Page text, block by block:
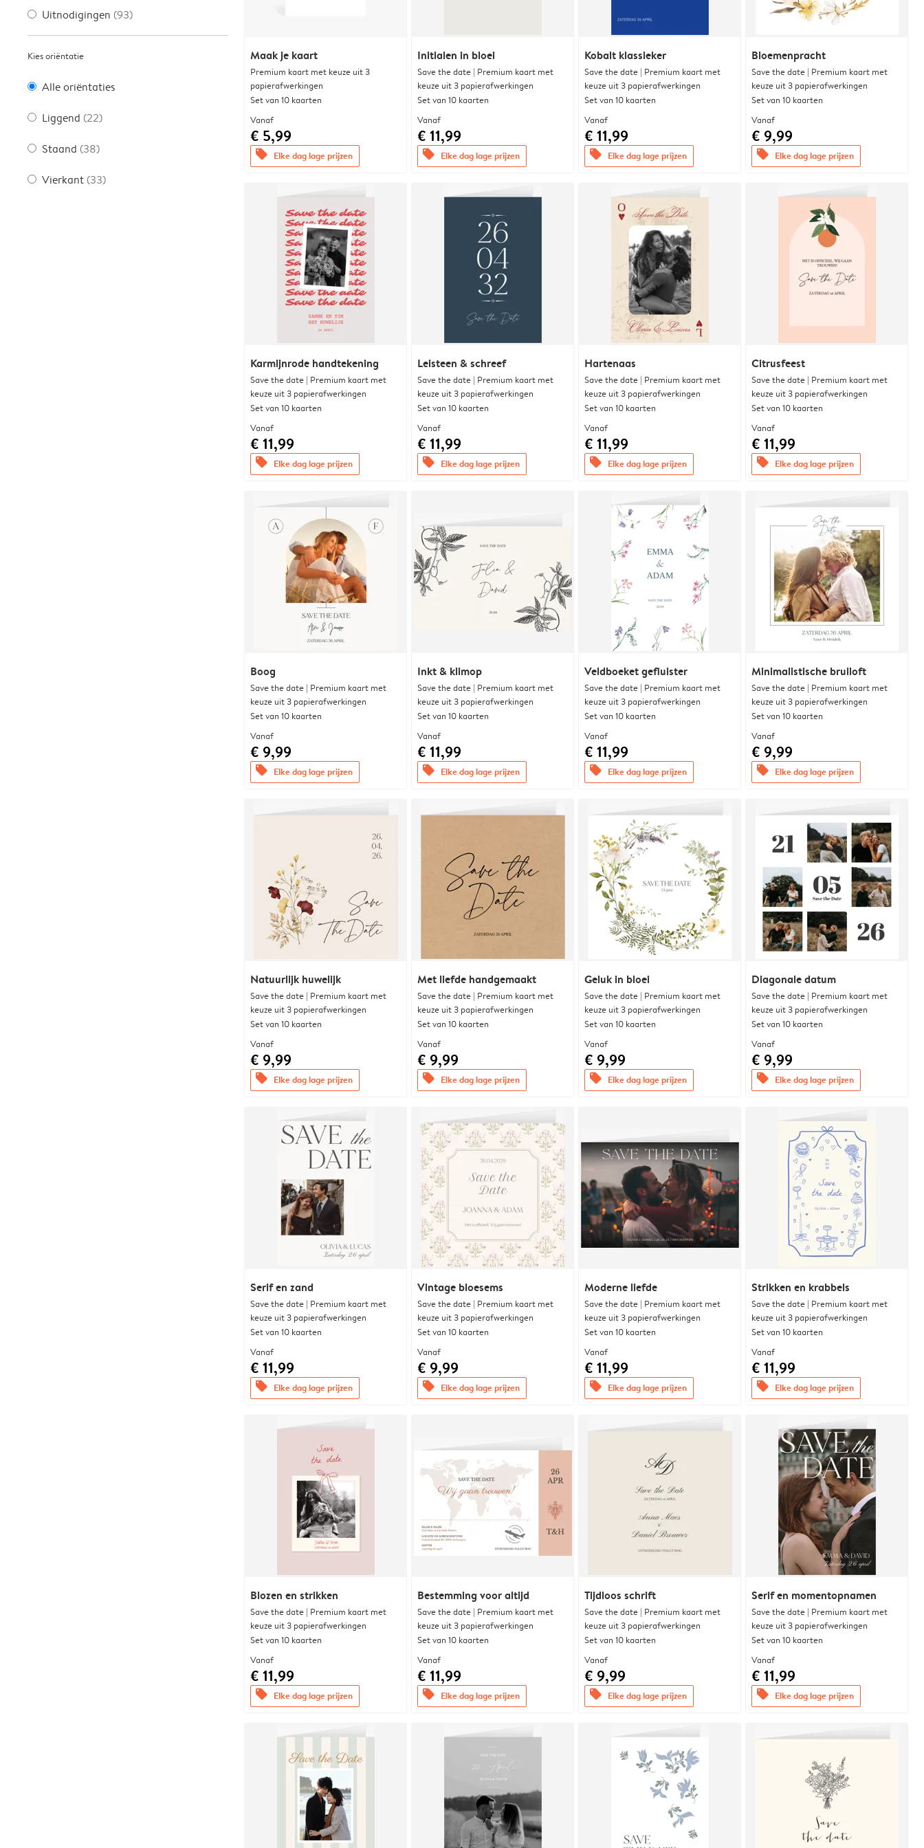
Uitnodigingen (93)
Kies oriëntatie
Alle oriëntaties
Liggend (22)
Staand (38)
Vierkant (33)
Maak je kaart
Premium kaart met keuze uit 3
papierafwerkingen
Set van 10 kaarten
Vanaf
€ 5,99
offers Elke dag lage prijzen
Initialen in bloei
Save the date | Premium kaart met
keuze uit 3 papierafwerkingen
Set van 10 kaarten
Vanaf
€ 11,99
offers Elke dag lage prijzen
Kobalt klassieker
Save the date | Premium kaart met
keuze uit 3 papierafwerkingen
Set van 10 kaarten
Vanaf
€ 11,99
offers Elke dag lage prijzen
Bloemenpracht
Save the date | Premium kaart met
keuze uit 3 papierafwerkingen
Set van 10 kaarten
Vanaf
€ 9,99
offers Elke dag lage prijzen
Karmijnrode handtekening
Save the date | Premium kaart met
keuze uit 3 papierafwerkingen
Set van 10 kaarten
Vanaf
€ 11,99
offers Elke dag lage prijzen
Leisteen & schreef
Save the date | Premium kaart met
keuze uit 3 papierafwerkingen
Set van 10 kaarten
Vanaf
€ 11,99
offers Elke dag lage prijzen
Hartenaas
Save the date | Premium kaart met
keuze uit 3 papierafwerkingen
Set van 10 kaarten
Vanaf
€ 11,99
offers Elke dag lage prijzen
Citrusfeest
Save the date | Premium kaart met
keuze uit 3 papierafwerkingen
Set van 10 kaarten
Vanaf
€ 11,99
offers Elke dag lage prijzen
Boog
Save the date | Premium kaart met
keuze uit 3 papierafwerkingen
Set van 10 kaarten
Vanaf
€ 9,99
offers Elke dag lage prijzen
Inkt & klimop
Save the date | Premium kaart met
keuze uit 3 papierafwerkingen
Set van 10 kaarten
Vanaf
€ 11,99
offers Elke dag lage prijzen
Veldboeket gefluister
Save the date | Premium kaart met
keuze uit 3 papierafwerkingen
Set van 10 kaarten
Vanaf
€ 11,99
offers Elke dag lage prijzen
Minimalistische bruiloft
Save the date | Premium kaart met
keuze uit 3 papierafwerkingen
Set van 10 kaarten
Vanaf
€ 9,99
offers Elke dag lage prijzen
Natuurlijk huwelijk
Save the date | Premium kaart met
keuze uit 3 papierafwerkingen
Set van 10 kaarten
Vanaf
€ 9,99
offers Elke dag lage prijzen
Met liefde handgemaakt
Save the date | Premium kaart met
keuze uit 3 papierafwerkingen
Set van 10 kaarten
Vanaf
€ 9,99
offers Elke dag lage prijzen
Geluk in bloei
Save the date | Premium kaart met
keuze uit 3 papierafwerkingen
Set van 10 kaarten
Vanaf
€ 9,99
offers Elke dag lage prijzen
Diagonale datum
Save the date | Premium kaart met
keuze uit 3 papierafwerkingen
Set van 10 kaarten
Vanaf
€ 9,99
offers Elke dag lage prijzen
Serif en zand
Save the date | Premium kaart met
keuze uit 3 papierafwerkingen
Set van 10 kaarten
Vanaf
€ 11,99
offers Elke dag lage prijzen
Vintage bloesems
Save the date | Premium kaart met
keuze uit 3 papierafwerkingen
Set van 10 kaarten
Vanaf
€ 9,99
offers Elke dag lage prijzen
Moderne liefde
Save the date | Premium kaart met
keuze uit 3 papierafwerkingen
Set van 10 kaarten
Vanaf
€ 11,99
offers Elke dag lage prijzen
Strikken en krabbels
Save the date | Premium kaart met
keuze uit 3 papierafwerkingen
Set van 10 kaarten
Vanaf
€ 11,99
offers Elke dag lage prijzen
Blozen en strikken
Save the date | Premium kaart met
keuze uit 3 papierafwerkingen
Set van 10 kaarten
Vanaf
€ 11,99
offers Elke dag lage prijzen
Bestemming voor altijd
Save the date | Premium kaart met
keuze uit 3 papierafwerkingen
Set van 10 kaarten
Vanaf
€ 11,99
offers Elke dag lage prijzen
Tijdloos schrift
Save the date | Premium kaart met
keuze uit 3 papierafwerkingen
Set van 10 kaarten
Vanaf
€ 9,99
offers Elke dag lage prijzen
Serif en momentopnamen
Save the date | Premium kaart met
keuze uit 3 papierafwerkingen
Set van 10 kaarten
Vanaf
€ 11,99
offers Elke dag lage prijzen